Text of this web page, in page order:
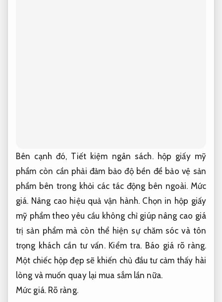
Bên cạnh đó, Tiết kiệm ngân sách.hộp giấy mỹ
phẩm còn cần phải đảm bảo độ bền để bảo vệ sản
phẩm bên trong khỏi các tác động bên ngoài. Mức
giá. Nâng cao hiệu quả vận hành. Chọn in hộp giấy
mỹ phẩm theo yêu cầu không chỉ giúp nâng cao giá
trị sản phẩm mà còn thể hiện sự chăm sóc và tôn
trọng khách cần tư vấn. Kiểm tra. Báo giá rõ ràng.
Một chiếc hộp đẹp sẽ khiến chủ đầu tư cảm thấy hài
lòng và muốn quay lại mua sắm lần nữa.
Mức giá. Rõ ràng.